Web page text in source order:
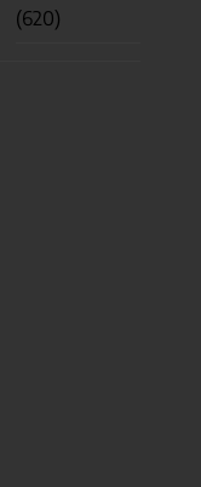
(620)